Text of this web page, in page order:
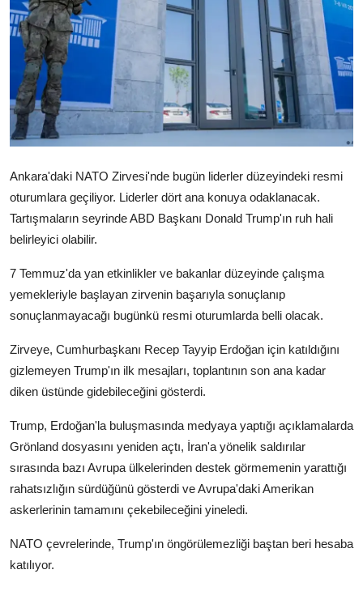
Arşiv
İletişim
Türkçe Kurdi
Ankara'daki NATO Zirvesi'nde bugün liderler düzeyindeki resmi
oturumlara geçiliyor. Liderler dört ana konuya odaklanacak.
Tartışmaların seyrinde ABD Başkanı Donald Trump'ın ruh hali
belirleyici olabilir.
7 Temmuz'da yan etkinlikler ve bakanlar düzeyinde çalışma
yemekleriyle başlayan zirvenin başarıyla sonuçlanıp
sonuçlanmayacağı bugünkü resmi oturumlarda belli olacak.
Zirveye, Cumhurbaşkanı Recep Tayyip Erdoğan için katıldığını
gizlemeyen Trump'ın ilk mesajları, toplantının son ana kadar
diken üstünde gidebileceğini gösterdi.
Trump, Erdoğan'la buluşmasında medyaya yaptığı açıklamalarda
Grönland dosyasını yeniden açtı, İran'a yönelik saldırılar
sırasında bazı Avrupa ülkelerinden destek görmemenin yarattığı
rahatsızlığın sürdüğünü gösterdi ve Avrupa'daki Amerikan
askerlerinin tamamını çekebileceğini yineledi.
NATO çevrelerinde, Trump'ın öngörülemezliği baştan beri hesaba
katılıyor.